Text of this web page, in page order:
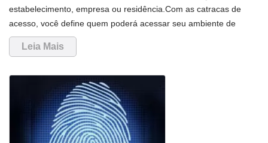
estabelecimento, empresa ou residência.Com as catracas de
acesso, você define quem poderá acessar seu ambiente de
maneira rápida e fácil. Por isso separamos algumas
características que podem lhe ajudar a tirar as dúvidas sobre as
possuem recursos tecnológicos que permitem o manuseio
simples. Existem diversos modelos de catraca
Leia Mais